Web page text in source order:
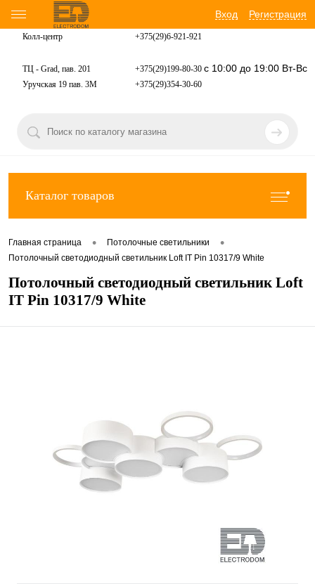
Вход Регистрация
Колл-центр +375(29)6-921-921
ТЦ - Grad, пав. 201 +375(29)199-80-30 с 10:00 до 19:00 Вт-Вс
Уручская 19 пав. 3М +375(29)354-30-60
Каталог товаров
Главная страница • Потолочные светильники •
Потолочный светодиодный светильник Loft IT Pin 10317/9 White
Потолочный светодиодный светильник Loft
IT Pin 10317/9 White